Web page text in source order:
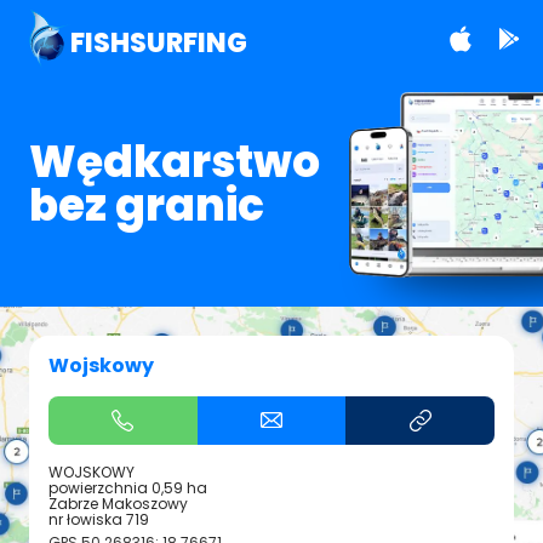
FISHSURFING
Wędkarstwo
bez granic
Wojskowy
WOJSKOWY
powierzchnia 0,59 ha
Zabrze Makoszowy
nr łowiska 719